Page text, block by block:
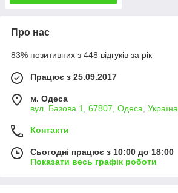
Про нас
83% позитивних з 448 відгуків за рік
Працює з 25.09.2017
м. Одеса
вул. Базова 1, 67807, Одеса, Україна
Контакти
Сьогодні працює з 10:00 до 18:00
Показати весь графік роботи